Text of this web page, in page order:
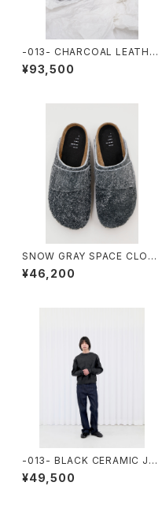
-013- CHARCOAL LEATHE
R HALF OFFICE TOTE
¥93,500
SNOW GRAY SPACE CLOG
S
¥46,200
-013- BLACK CERAMIC JU
MPER
¥49,500